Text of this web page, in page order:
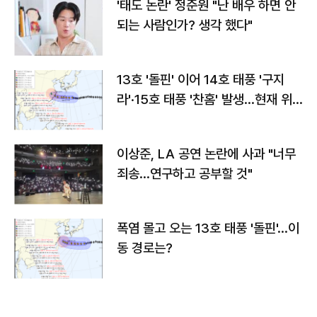
'태도 논란' 정준원 "난 배우 하면 안
되는 사람인가? 생각 했다"
13호 '돌핀' 이어 14호 태풍 '구지
라'·15호 태풍 '찬홈' 발생…현재 위
이상준, LA 공연 논란에 사과 "너무
죄송…연구하고 공부할 것"
폭염 몰고 오는 13호 태풍 '돌핀'…이
동 경로는?